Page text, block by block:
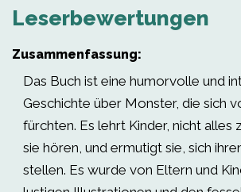
Leserbewertungen
Zusammenfassung:
Das Buch ist eine humorvolle und
Geschichte über Monster, die sich
fürchten. Es lehrt Kinder, nicht alles
sie hören, und ermutigt sie, sich
stellen. Es wurde von Eltern und